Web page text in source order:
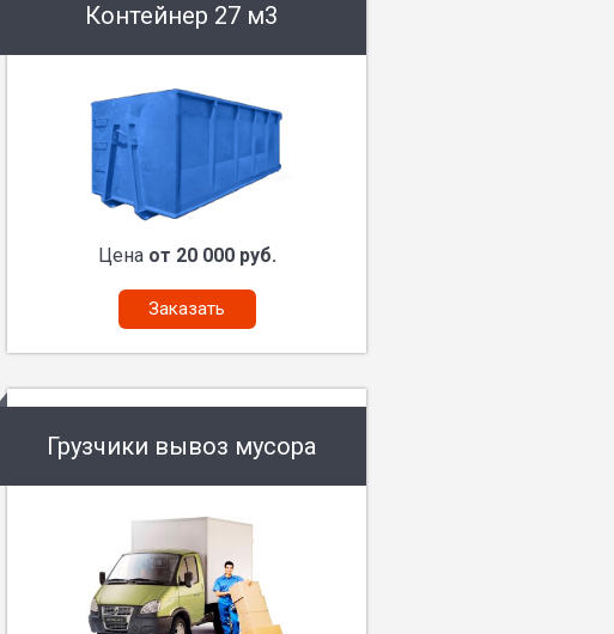
Контейнер 27 м3
Цена от 20 000 руб.
Заказать
Грузчики вывоз мусора